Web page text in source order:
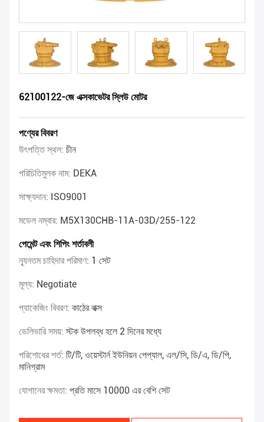
62100122-জে এক্সকাভেটর স্লিউ মোটর
পণ্যের বিবরণ
উৎপত্তি স্থল: চীন
পরিচিতিমুলক নাম: DEKA
সাক্ষ্যদান: ISO9001
মডেল নম্বার: M5X130CHB-11A-03D/255-122
পেমেন্ট এবং শিপিং শর্তাবলী
ন্যূনতম চাহিদার পরিমাণ: 1 সেট
মূল্য: Negotiate
প্যাকেজিং বিবরণ: কাঠের বাক্স
ডেলিভারি সময়:স্টক উপলব্ধ হলে 2 দিনের মধ্যে
পরিশোধের শর্ত: টি/টি, ওয়েস্টার্ন ইউনিয়ন পেপ্যাল, এল/সি, ডি/এ, ডি/পি,
মানিগ্রাম
যোগানের ক্ষমতা: প্রতি মাসে 10000 এর বেশি সেট